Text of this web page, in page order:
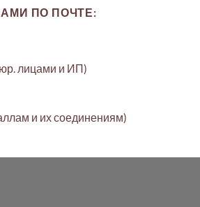
ПО ПОЧТЕ:
лицами и ИП)
и их соединениям)